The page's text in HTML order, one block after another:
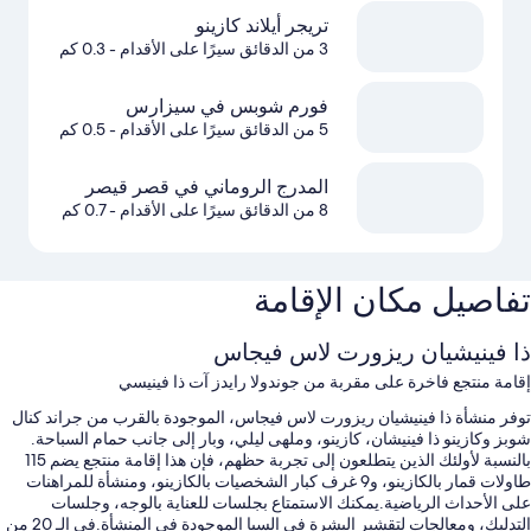
تريجر أيلاند كازينو
3 من الدقائق سيرًا على الأقدام - 0.3 كم
فورم شوبس في سيزارس
5 من الدقائق سيرًا على الأقدام - 0.5 كم
المدرج الروماني في قصر قيصر
8 من الدقائق سيرًا على الأقدام - 0.7 كم
تفاصيل مكان الإقامة
ذا فينيشيان ريزورت لاس فيجاس
إقامة منتجع فاخرة على مقربة من جوندولا رايدز آت ذا فينيسي
توفر منشأة ذا فينيشيان ريزورت لاس فيجاس، الموجودة بالقرب من جراند كنال
شوبز وكازينو ذا فينيشان، كازينو، وملهى ليلي، وبار إلى جانب حمام السباحة.
بالنسبة لأولئك الذين يتطلعون إلى تجربة حظهم، فإن هذا إقامة منتجع يضم 115
طاولات قمار بالكازينو، و9 غرف كبار الشخصيات بالكازينو، ومنشأة للمراهنات
على الأحداث الرياضية.يمكنك الاستمتاع بجلسات للعناية بالوجه، وجلسات
التدليك، ومعالجات لتقشير البشرة في السبا الموجودة في المنشأة.في الـ 20 من